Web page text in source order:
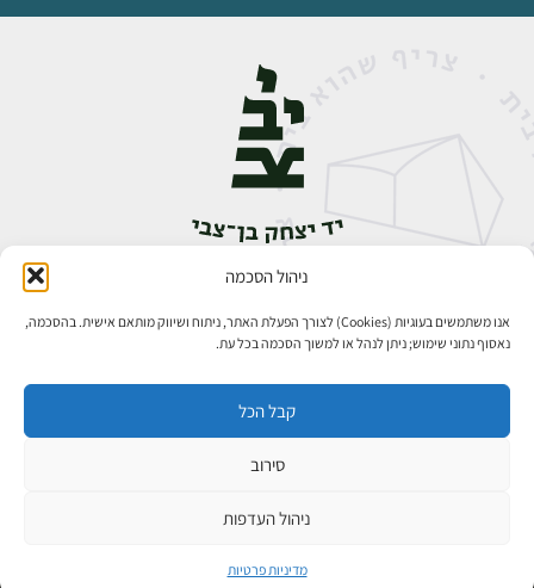
ניהול הסכמה
אנו משתמשים בעוגיות (Cookies) לצורך הפעלת האתר, ניתוח ושיווק מותאם אישית. בהסכמה,
נאסוף נתוני שימוש; ניתן לנהל או למשוך הסכמה בכל עת.
קבל הכל
סירוב
ניהול העדפות
מדיניות פרטיות
אבן גבירול 14, רחביה, ירושלים
פיתוח אתרים